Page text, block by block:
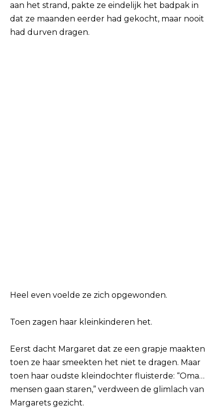
aan het strand, pakte ze eindelijk het badpak in
dat ze maanden eerder had gekocht, maar nooit
had durven dragen.
Heel even voelde ze zich opgewonden.
Toen zagen haar kleinkinderen het.
Eerst dacht Margaret dat ze een grapje maakten
toen ze haar smeekten het niet te dragen. Maar
toen haar oudste kleindochter fluisterde: “Oma…
mensen gaan staren,” verdween de glimlach van
Margarets gezicht.